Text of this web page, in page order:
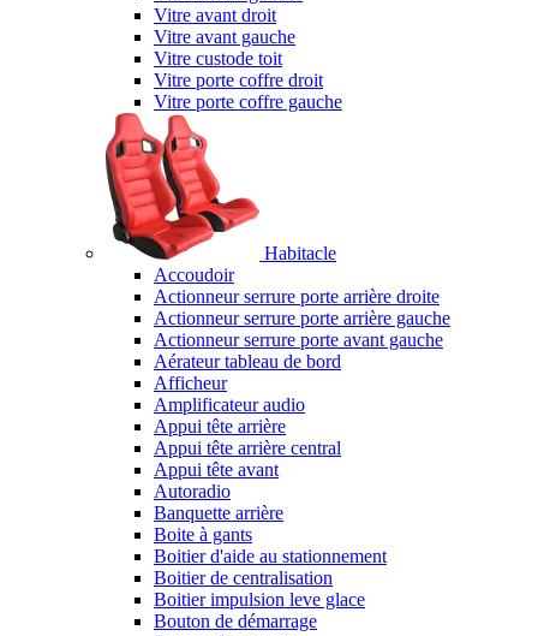
Vitre avant droit
Vitre avant gauche
Vitre custode toit
Vitre porte coffre droit
Vitre porte coffre gauche
Habitacle
Accoudoir
Actionneur serrure porte arrière droite
Actionneur serrure porte arrière gauche
Actionneur serrure porte avant gauche
Aérateur tableau de bord
Afficheur
Amplificateur audio
Appui tête arrière
Appui tête arrière central
Appui tête avant
Autoradio
Banquette arrière
Boite à gants
Boitier d'aide au stationnement
Boitier de centralisation
Boitier impulsion leve glace
Bouton de démarrage